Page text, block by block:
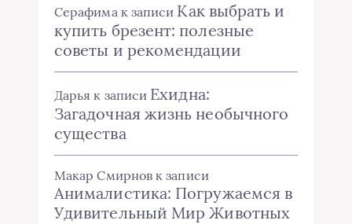
Серафимак записи Как выбрать и
купить брезент: полезные
советы и рекомендации
Дарья к записи Ехидна:
Загадочная жизнь необычного
существа
Макар Смирнов к записи
Анималистика: Погружаемся в
Удивительный Мир Животных